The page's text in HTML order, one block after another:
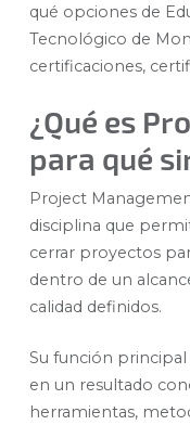
qué opciones de
Tecnológico de
certificaciones,
¿Qué es
para qué
Project
disciplina que
cerrar proyectos
dentro de un
calidad definidos.
Su función principal
en un resultado
herramientas,